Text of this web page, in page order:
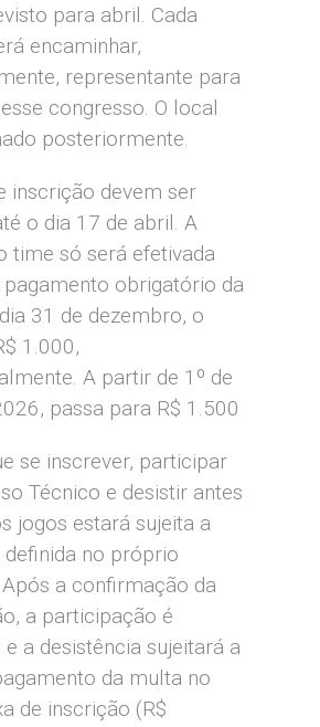
para abril. Cada
encaminhar,
representante para
congresso. O local
posteriormente.
inscrição devem ser
o dia 17 de abril. A
time só será efetivada
pagamento obrigatório da
31 de dezembro, o
1.000,
A partir de 1º de
passa para R$ 1.500
se inscrever, participar
Técnico e desistir antes
jogos estará sujeita a
no próprio
a confirmação da
a participação é
a desistência sujeitará a
da multa no
de inscrição (R$